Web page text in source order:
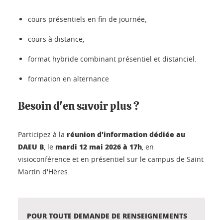
cours présentiels en fin de journée,
cours à distance,
format hybride combinant présentiel et distanciel.
formation en alternance
Besoin d'en savoir plus ?
Participez à la réunion d'information dédiée au
DAEU B , le mardi 12 mai 2026 à 17h , en
visioconférence et en présentiel sur le campus de Saint
Martin d'Hères.
POUR TOUTE DEMANDE DE RENSEIGNEMENTS